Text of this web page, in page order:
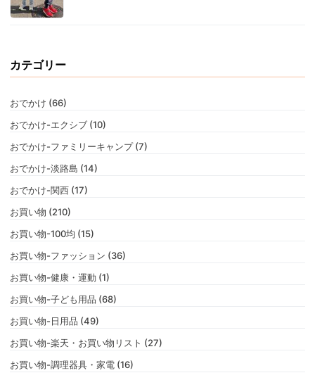
カテゴリー
おでかけ (66)
おでかけ-エクシブ (10)
おでかけ-ファミリーキャンプ (7)
おでかけ-淡路島 (14)
おでかけ-関西 (17)
お買い物 (210)
お買い物-100均 (15)
お買い物-ファッション (36)
お買い物-健康・運動 (1)
お買い物-子ども用品 (68)
お買い物-日用品 (49)
お買い物-楽天・お買い物リスト (27)
お買い物-調理器具・家電 (16)